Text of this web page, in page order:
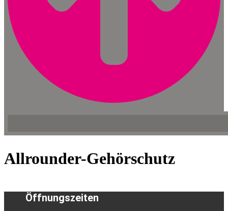
Allrounder-Gehörschutz
Öffnungszeiten